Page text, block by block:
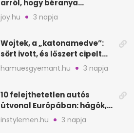
arról, hogy béranya
segítette a családalapítást
joy.hu 3 napja
Wojtek, a „katonamedve”:
sört ivott, és lőszert cipelt
Monte Cassinónál
hamuesgyemant.hu 3 napja
10 felejthetetlen autós
útvonal Európában: hágók,
partok, fjordok
instylemen.hu 3 napja